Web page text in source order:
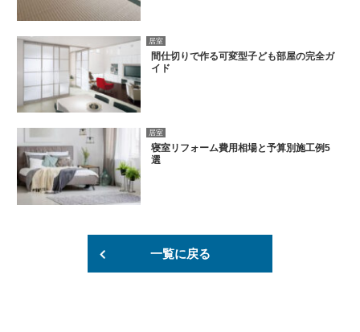
居室
間仕切りで作る可変型子ども部屋の完全ガ
イド
居室
寝室リフォーム費用相場と予算別施工例5
選
一覧に戻る